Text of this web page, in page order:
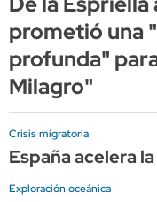
prometió una
profunda"
Milagro"
Crisis migratoria
España acelera
Exploración oceánica